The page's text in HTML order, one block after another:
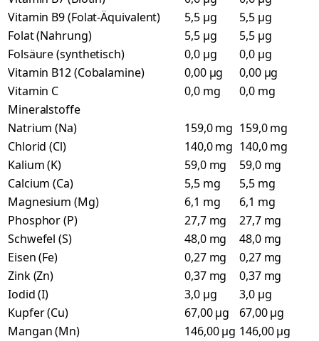
Vitamin B9 (Folat-Äquivalent)
5,5 µg
5,5 µg
Folat (Nahrung)
5,5 µg
5,5 µg
Folsäure (synthetisch)
0,0 µg
0,0 µg
Vitamin B12 (Cobalamine)
0,00 µg
0,00 µg
Vitamin C
0,0 mg
0,0 mg
Mineralstoffe
Natrium (Na)
159,0 mg 159,0 mg
Chlorid (Cl)
140,0 mg 140,0 mg
Kalium (K)
59,0 mg
59,0 mg
Calcium (Ca)
5,5 mg
5,5 mg
Magnesium (Mg)
6,1 mg
6,1 mg
Phosphor (P)
27,7 mg
27,7 mg
Schwefel (S)
48,0 mg
48,0 mg
Eisen (Fe)
0,27 mg
0,27 mg
Zink (Zn)
0,37 mg
0,37 mg
Iodid (I)
3,0 µg
3,0 µg
Kupfer (Cu)
67,00 µg
67,00 µg
Mangan (Mn)
146,00 µg 146,00 µg